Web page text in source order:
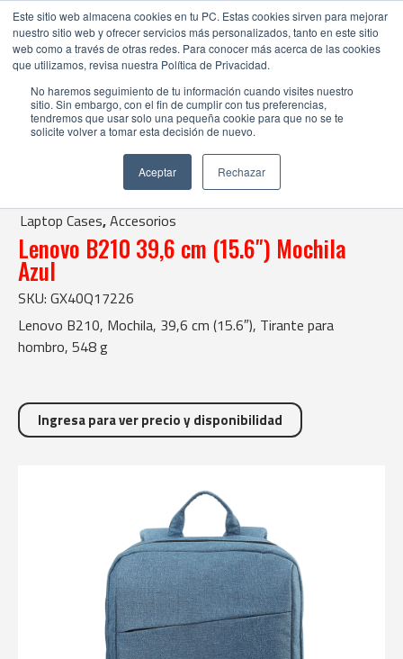
Este sitio web almacena cookies en tu PC. Estas cookies sirven para mejorar
nuestro sitio web y ofrecer servicios más personalizados, tanto en este sitio
web como a través de otras redes. Para conocer más acerca de las cookies
que utilizamos, revisa nuestra Política de Privacidad.
No haremos seguimiento de tu información cuando visites nuestro
sitio. Sin embargo, con el fin de cumplir con tus preferencias,
tendremos que usar solo una pequeña cookie para que no se te
solicite volver a tomar esta decisión de nuevo.
Aceptar Rechazar
Laptop Cases|Accesorios
| Lenovo B210 39,6 cm (15.6") Mochila Azul
Laptop Cases,Accesorios
Lenovo B210 39,6 cm (15.6″) Mochila
Azul
SKU: GX40Q17226
Lenovo B210, Mochila, 39,6 cm (15.6″), Tirante para
hombro, 548 g
Ingresa para ver precio y disponibilidad